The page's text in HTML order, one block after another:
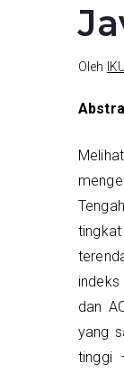
Oleh
dan
yang
tinggi